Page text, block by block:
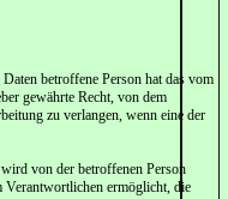
betroffene Person hat das vom
gewährte Recht, von dem
zu verlangen, wenn eine der
von der betroffenen Person
Verantwortlichen ermöglicht, die